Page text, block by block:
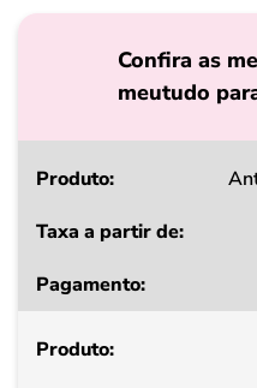
Confira as
meutudo
Produto
a
de